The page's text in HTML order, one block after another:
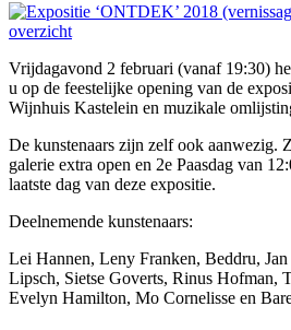
overzicht
Vrijdagavond 2 februari (vanaf 19:30)
u op de feestelijke opening van de
Wijnhuis Kastelein en muzikale
De kunstenaars zijn zelf ook aanwezig.
galerie extra open en 2e Paasdag van
laatste dag van deze expositie.
Deelnemende kunstenaars:
Lei Hannen, Leny Franken, Beddru,
Lipsch, Sietse Goverts, Rinus Hofman,
Evelyn Hamilton, Mo Cornelisse en